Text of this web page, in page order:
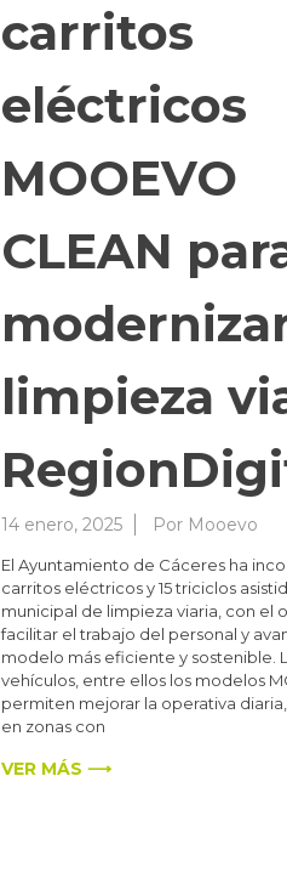
carritos
eléctricos
MOOEVO
CLEAN
limpieza
14 enero, 2025 Por Mooevo
El Ayuntamiento de Cáceres ha
carritos eléctricos y 15 triciclos
municipal de limpieza viaria, con el
facilitar el trabajo del personal y
modelo más eficiente y sostenible.
vehículos, entre ellos los modelos
permiten mejorar la operativa
en zonas con
VER MÁS ⟶